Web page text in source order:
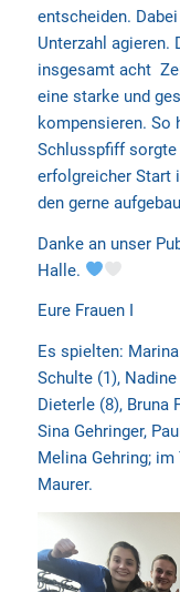
entscheiden.
Unterzahl agieren.
insgesamt acht
eine starke und
kompensieren. So
Schlusspfiff sorgte
erfolgreicher Start
den gerne
Danke an unser
Halle.
Eure Frauen I
Es spielten:
Schulte (1),
Dieterle (8), Bruna
Sina Gehringer,
Melina Gehring;
Maurer.